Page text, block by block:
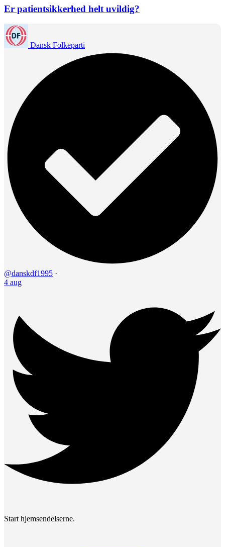
Er patientsikkerhed helt uvildig?
Dansk Folkeparti
@danskdf1995 ·
4 aug
Start hjemsendelserne.